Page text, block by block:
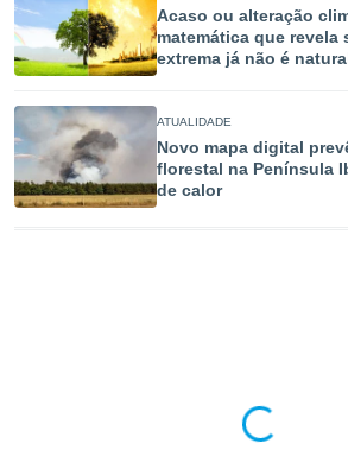
estudos
e
1199
Acaso ou alteração
matemática que revela
extrema já não é
ATUALIDADE
Novo mapa digital
florestal na Península
de calor